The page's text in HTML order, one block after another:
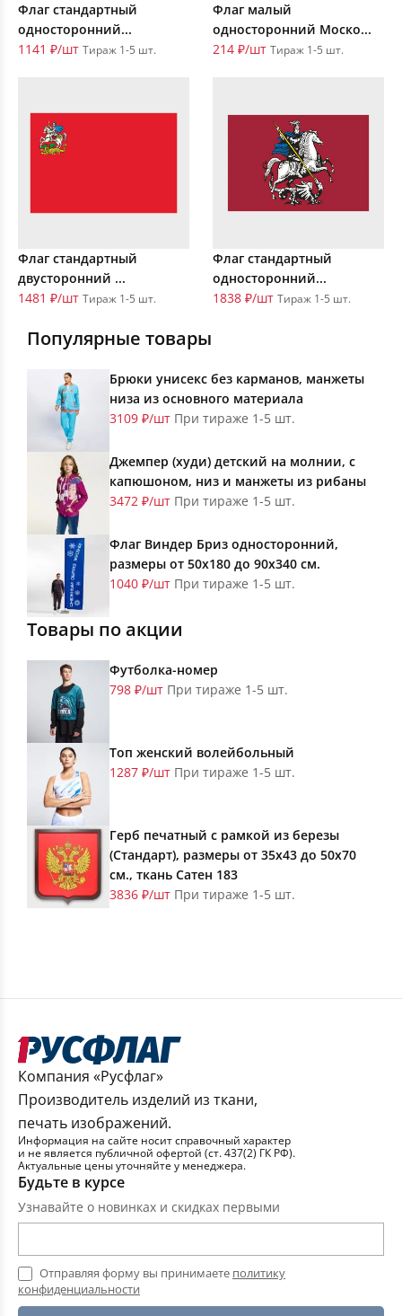
Флаг стандартный
односторонний...
1141 ₽/шт Тираж 1-5 шт.
Флаг малый
односторонний Моско...
214 ₽/шт Тираж 1-5 шт.
Флаг стандартный
двусторонний ...
1481 ₽/шт Тираж 1-5 шт.
Флаг стандартный
односторонний...
1838 ₽/шт Тираж 1-5 шт.
Популярные товары
Брюки унисекс без карманов, манжеты
низа из основного материала
3109 ₽/шт При тираже 1-5 шт.
Джемпер (худи) детский на молнии, с
капюшоном, низ и манжеты из рибаны
3472 ₽/шт При тираже 1-5 шт.
Флаг Виндер Бриз односторонний,
размеры от 50х180 до 90х340 см.
1040 ₽/шт При тираже 1-5 шт.
Товары по акции
Футболка-номер
798 ₽/шт При тираже 1-5 шт.
Топ женский волейбольный
1287 ₽/шт При тираже 1-5 шт.
Герб печатный с рамкой из березы
(Стандарт), размеры от 35х43 до 50х70
см., ткань Сатен 183
3836 ₽/шт При тираже 1-5 шт.
Компания «Русфлаг»
Производитель изделий из ткани,
печать изображений.
Информация на сайте носит справочный характер
и не является публичной офертой (ст. 437(2) ГК РФ).
Актуальные цены уточняйте у менеджера.
Будьте в курсе
Узнавайте о новинках и скидках первыми
Отправляя форму вы принимаете политику
конфиденциальности